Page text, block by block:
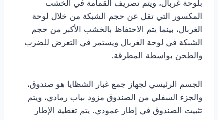
بلوحة غربال، ويتم تصريف القمامة في الخشب
المكسور التي تقل عن حجم الشبكة من خلال لوحة
الغربال، بينما يتم الاحتفاظ بالخشب الأكبر من حجم
الشبكة في لوحة الغربال ويستمر في التعرض للضرب
والطحن بواسطة المطرقة.
الجسم الرئيسي لجهاز جمع غبار الشظايا هو صندوق،
والجزء السفلي من الصندوق مزود بباب رمادي، ويتم
تثبيت الصندوق في إطار عمودي. يتم تغطية الإطار